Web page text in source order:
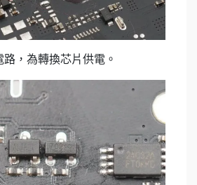
，為轉換芯片供電。